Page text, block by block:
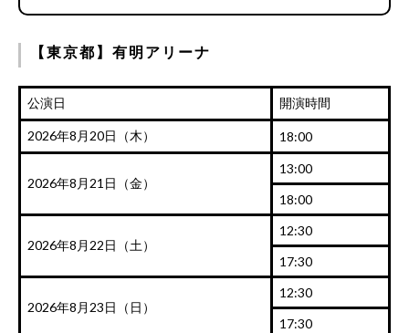
【東京都】有明アリーナ
公演日 開演時間
2026年8月20日（木） 18:00
2026年8月21日（金）
13:00
18:00
2026年8月22日（土）
12:30
17:30
2026年8月23日（日）
12:30
17:30